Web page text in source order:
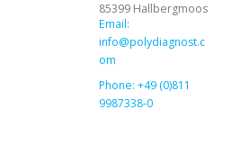
85399 Hallbergmoos
Email:
info@polydiagnost.c
om
Phone: +49 (0)811
9987338-0